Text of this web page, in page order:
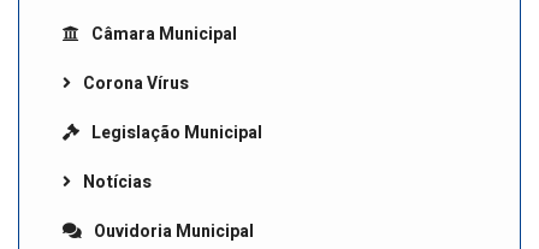
Câmara Municipal
Corona Vírus
Legislação Municipal
Notícias
Ouvidoria Municipal